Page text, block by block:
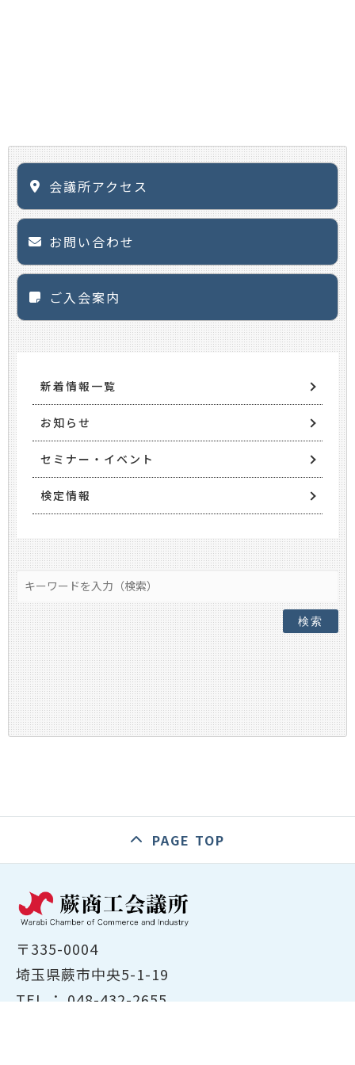
会議所アクセス
お問い合わせ
ご入会案内
新着情報一覧
お知らせ
セミナー・イベント
検定情報
検索
PAGE TOP
〒335-0004
埼玉県蕨市中央5-1-19
TEL ： 048-432-2655